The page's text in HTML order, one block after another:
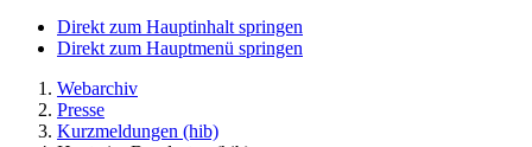
Direkt zum Hauptinhalt springen
Direkt zum Hauptmenü springen
Webarchiv
Presse
Kurzmeldungen (hib)